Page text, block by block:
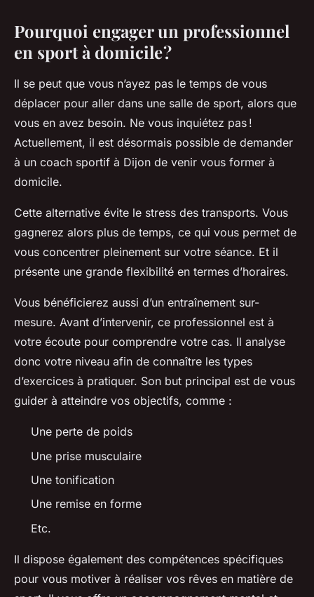
Pourquoi engager un professionnel
en sport à domicile ?
Il se peut que vous n’ayez pas le temps de vous
déplacer pour aller dans une salle de sport, alors que
vous en avez besoin. Ne vous inquiétez pas !
Actuellement, il est désormais possible de demander
à un coach sportif à Dijon de venir vous former à
domicile.
Cette alternative évite le stress des transports. Vous
gagnerez alors plus de temps, ce qui vous permet de
vous concentrer pleinement sur votre séance. Et il
présente une grande flexibilité en termes d’horaires.
Vous bénéficierez aussi d’un entraînement sur-
mesure. Avant d’intervenir, ce professionnel est à
votre écoute pour comprendre votre cas. Il analyse
donc votre niveau afin de connaître les types
d’exercices à pratiquer. Son but principal est de vous
guider à atteindre vos objectifs, comme :
Une perte de poids
Une prise musculaire
Une tonification
Une remise en forme
Etc.
Il dispose également des compétences spécifiques
pour vous motiver à réaliser vos rêves en matière de